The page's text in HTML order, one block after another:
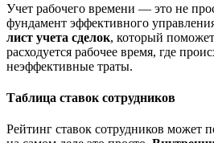
Учет рабочего времени — это не
фундамент эффективного
лист учета сделок, который
расходуется рабочее время, где
неэффективные траты.
Таблица ставок сотрудников
Рейтинг ставок сотрудников может